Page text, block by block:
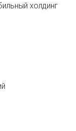
холдинг